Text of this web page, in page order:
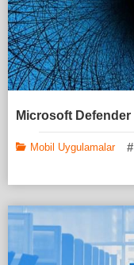
Microsoft Defender
Mobil Uygulamalar #